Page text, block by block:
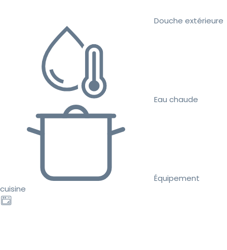
Douche extérieure
Eau chaude
Équipement
cuisine